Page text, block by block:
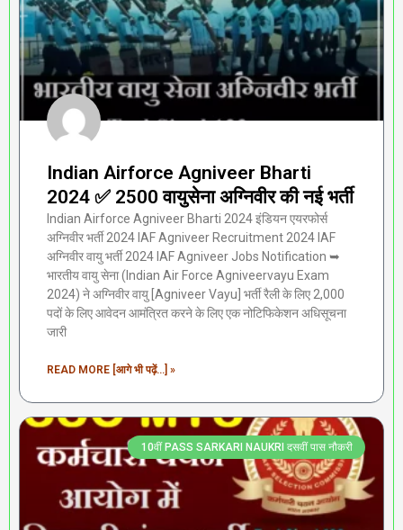
Indian Airforce Agniveer Bharti
2024 ✅ 2500 वायुसेना अग्निवीर की नई भर्ती
Indian Airforce Agniveer Bharti 2024 इंडियन एयरफोर्स
अग्निवीर भर्ती 2024 IAF Agniveer Recruitment 2024 IAF
अग्निवीर वायु भर्ती 2024 IAF Agniveer Jobs Notification ➥
भारतीय वायु सेना (Indian Air Force Agniveervayu Exam
2024) ने अग्निवीर वायु [Agniveer Vayu] भर्ती रैली के लिए 2,000
पदों के लिए आवेदन आमंत्रित करने के लिए एक नोटिफिकेशन अधिसूचना
जारी
READ MORE [आगे भी पढ़ें...] »
10वीं PASS SARKARI NAUKRI दसवीं पास नौकरी